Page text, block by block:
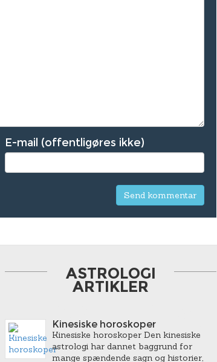
E-mail (offentligøres ikke)
ASTROLOGI
ARTIKLER
Kinesiske horoskoper
Kinesiske horoskoper Den kinesiske
astrologi har dannet baggrund for
mange spændende sagn og historier,